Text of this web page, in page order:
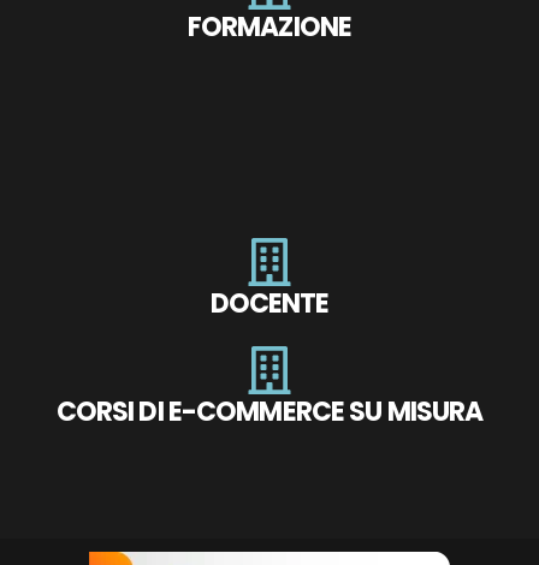
FORMAZIONE
DOCENTE
CORSI DI E-COMMERCE SU MISURA